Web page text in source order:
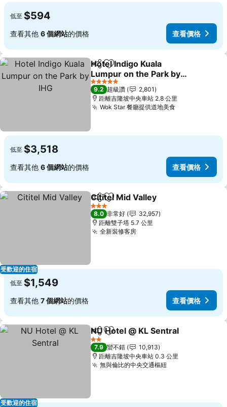
低至 $594
查看其他 6 個網站的價格 查看價格
分享 加入我的最愛
Hotel Indigo Kuala
Lumpur on the Park by
IHG
5 星級
9.2 超級讚
2,801
距離吉隆坡中央車站 2.8 公里
Wok Star 餐廳提供道地美食
低至 $3,518
查看其他 6 個網站的價格 查看價格
受歡迎的住宿
分享 加入我的最愛
Cititel Mid Valley
3 星級
8.0 非常好
32,957
距離雙子塔 5.7 公里
全新裝修客房
低至 $1,549
查看其他 7 個網站的價格 查看價格
受歡迎的住宿
分享 加入我的最愛
NU Hotel @ KL Sentral
2 星級
7.9 蠻不錯
10,913
距離吉隆坡中央車站 0.3 公里
無與倫比的中央交通樞紐